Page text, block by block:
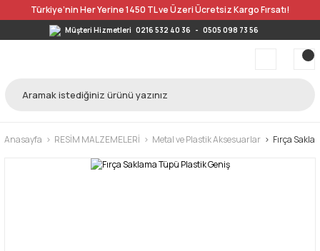
Türkiye’nin Her Yerine 1450 TL ve Üzeri Ücretsiz Kargo Fırsatı!
Müşteri Hizmetleri 0216 532 40 36 - 0505 098 73 56
Anasayfa RESİM MALZEMELERİ Metal ve Plastik Aksesuarlar Fırça